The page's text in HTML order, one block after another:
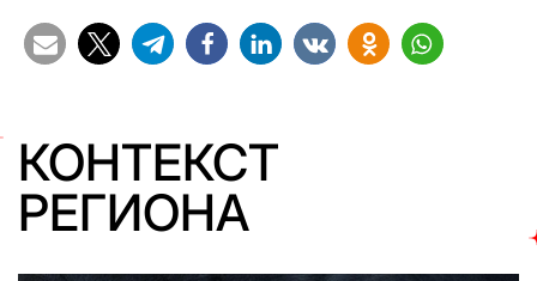
КОНТЕКСТ
РЕГИОНА